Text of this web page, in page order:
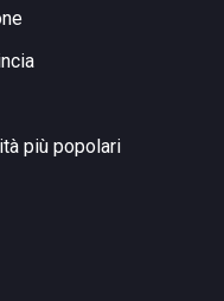
più popolari